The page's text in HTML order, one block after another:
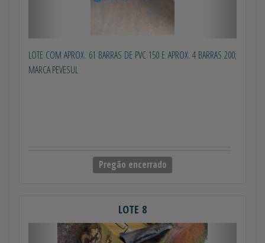
LOTE COM APROX. 61 BARRAS DE PVC 150 E APROX. 4 BARRAS 200;
MARCA PEVESUL
Pregão encerrado
LOTE 8
Anterior